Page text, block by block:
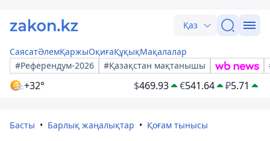
Қаз
СаясатӘлемҚаржыОқиғаҚұқықМақалалар
#Референдум-2026
#Қазақстан мақтанышы
+32° $469.93 €541.64 ₽5.71
Басты Барлық жаңалықтар Қоғам тынысы